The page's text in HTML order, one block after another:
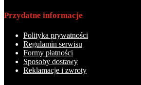
Przydatne informacje
Polityka prywatności
Regulamin serwisu
Formy płatności
Sposoby dostawy
Reklamacje i zwroty